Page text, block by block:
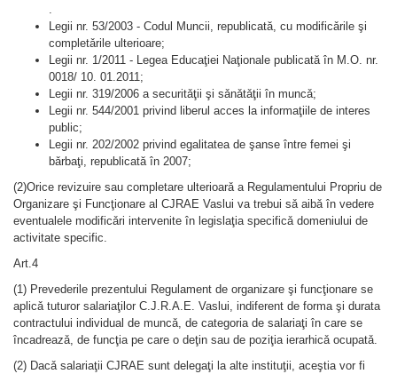
Legii nr. 53/2003 - Codul Muncii, republicată, cu modificǎrile şi
completǎrile ulterioare;
Legii nr. 1/2011 - Legea Educaţiei Naţionale publicată în M.O. nr.
0018/ 10. 01.2011;
Legii nr. 319/2006 a securitǎţii şi sǎnǎtǎţii în muncǎ;
Legii nr. 544/2001 privind liberul acces la informaţiile de interes
public;
Legii nr. 202/2002 privind egalitatea de şanse între femei şi
bǎrbaţi, republicată în 2007;
(2)Orice revizuire sau completare ulterioarǎ a Regulamentului Propriu de
Organizare şi Funcţionare al CJRAE Vaslui va trebui sǎ aibǎ în vedere
eventualele modificǎri intervenite în legislaţia specificǎ domeniului de
activitate specific.
Art.4
(1) Prevederile prezentului Regulament de organizare şi funcţionare se
aplicǎ tuturor salariaţilor C.J.R.A.E. Vaslui, indiferent de forma şi durata
contractului individual de muncǎ, de categoria de salariaţi în care se
încadreazǎ, de funcţia pe care o deţin sau de poziţia ierarhicǎ ocupatǎ.
(2) Dacǎ salariaţii CJRAE sunt delegaţi la alte instituţii, aceştia vor fi